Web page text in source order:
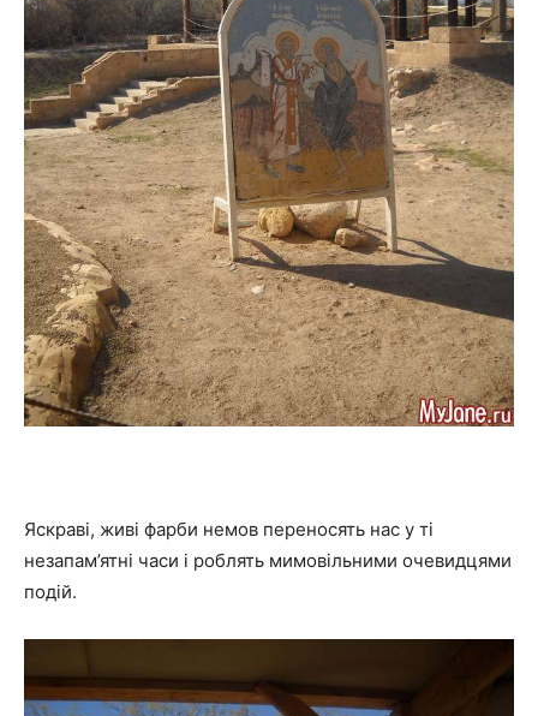
Яскраві, живі фарби немов переносять нас у ті
незапам’ятні часи і роблять мимовільними очевидцями
подій.